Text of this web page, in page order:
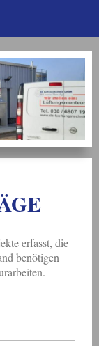
erfasst, die
benötigen